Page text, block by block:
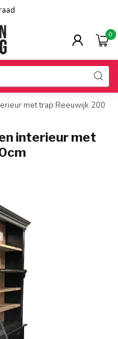
0
met trap Reeuwijk 200
interieur met